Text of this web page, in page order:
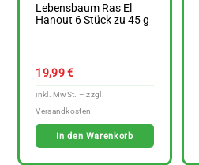
Lebensbaum Ras El
Hanout 6 Stück zu 45 g
19,99€
In den Warenkorb